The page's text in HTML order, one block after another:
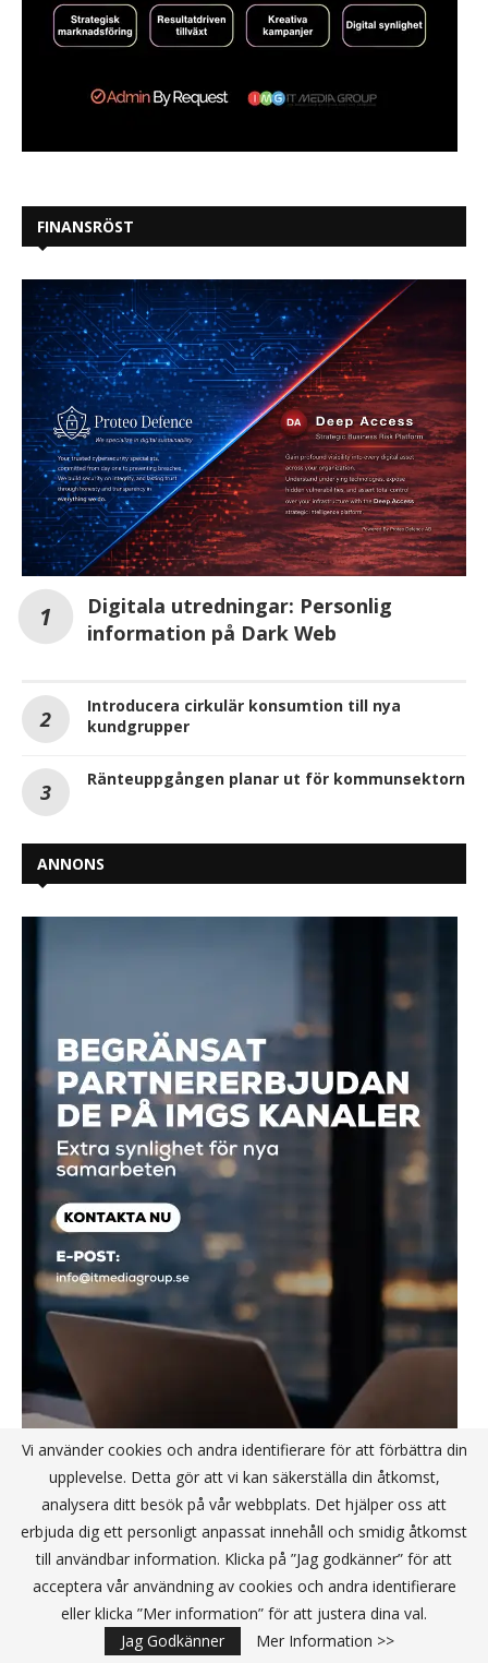
FINANSRÖST
Digitala utredningar: Personlig
information på Dark Web
Introducera cirkulär konsumtion till nya
kundgrupper
Ränteuppgången planar ut för kommunsektorn
ANNONS
Vi använder cookies och andra identifierare för att förbättra din
upplevelse. Detta gör att vi kan säkerställa din åtkomst,
analysera ditt besök på vår webbplats. Det hjälper oss att
erbjuda dig ett personligt anpassat innehåll och smidig åtkomst
till användbar information. Klicka på ”Jag godkänner” för att
acceptera vår användning av cookies och andra identifierare
eller klicka ”Mer information” för att justera dina val.
Jag Godkänner
Mer Information >>